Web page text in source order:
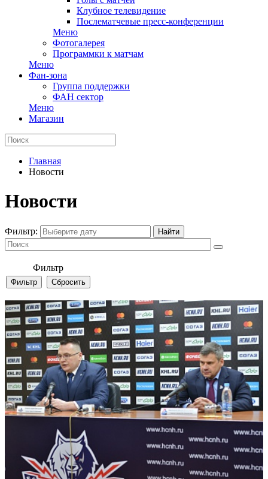
Клубное телевидение
Послематчевые пресс-конференции
Меню
Фотогалерея
Программки к матчам
Меню
Фан-зона
Группа поддержки
ФАН сектор
Меню
Магазин
Главная
Новости
Новости
Фильтр:
Фильтр